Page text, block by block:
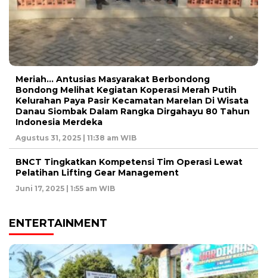
Meriah… Antusias Masyarakat Berbondong
Bondong Melihat Kegiatan Koperasi Merah Putih
Kelurahan Paya Pasir Kecamatan Marelan Di Wisata
Danau Siombak Dalam Rangka Dirgahayu 80 Tahun
Indonesia Merdeka
Agustus 31, 2025 | 11:38 am WIB
BNCT Tingkatkan Kompetensi Tim Operasi Lewat
Pelatihan Lifting Gear Management
Juni 17, 2025 | 1:55 am WIB
ENTERTAINMENT